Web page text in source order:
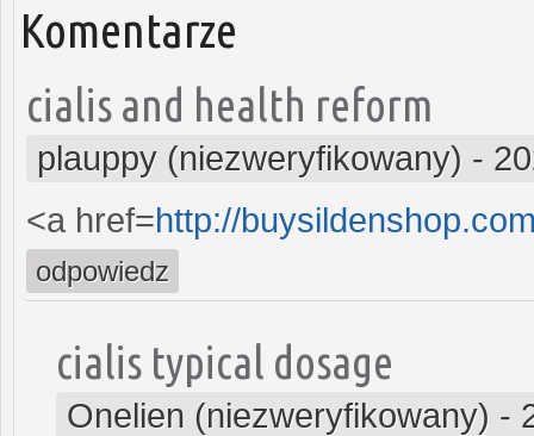
Komentarze
cialis and health reform
plauppy (niezweryfikowany) -
<a href=http://
odpowiedz
cialis typical dosage
Onelien (niezweryfikowany) -